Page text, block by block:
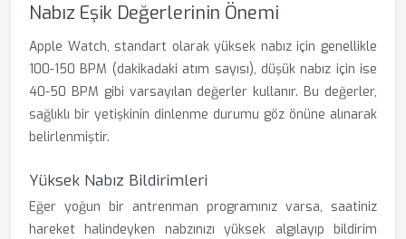
Nabız Eşik Değerlerinin Önemi
Apple Watch, standart olarak yüksek nabız için genellikle
100-150 BPM (dakikadaki atım sayısı), düşük nabız için ise
40-50 BPM gibi varsayılan değerler kullanır. Bu değerler,
sağlıklı bir yetişkinin dinlenme durumu göz önüne alınarak
belirlenmiştir.
Yüksek Nabız Bildirimleri
Eğer yoğun bir antrenman programınız varsa, saatiniz
hareket halindeyken nabzınızı yüksek algılayıp bildirim